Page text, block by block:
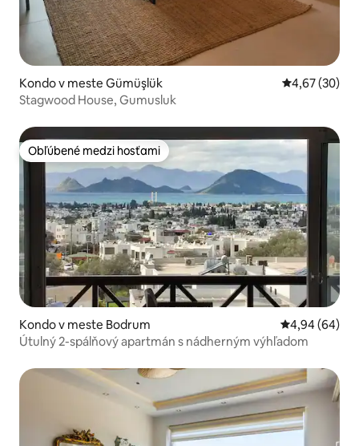
Kondo v meste Gümüşlük Priemerné
4,67 (30)
Stagwood House, Gumusluk
Obľúbené medzi hosťami
Obľúbené medzi hosťami
Kondo v meste Bodrum Priemerné
4,94 (64)
Útulný 2-spálňový apartmán s nádherným výhľadom